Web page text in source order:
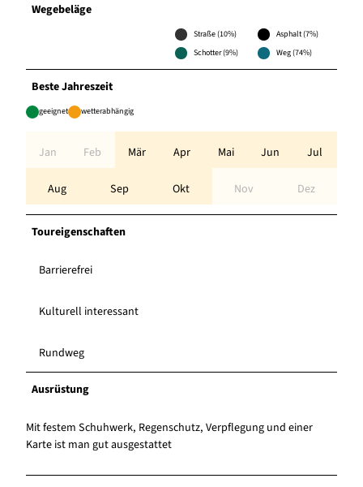
Wegebeläge
Straße (10%)
Asphalt (7%)
Schotter (9%)
Weg (74%)
Beste Jahreszeit
geeignet wetterabhängig
Jan Feb Mär Apr Mai Jun Jul
Aug Sep Okt Nov Dez
Toureigenschaften
Barrierefrei
Kulturell interessant
Rundweg
Ausrüstung
Mit festem Schuhwerk, Regenschutz, Verpflegung und einer
Karte ist man gut ausgestattet